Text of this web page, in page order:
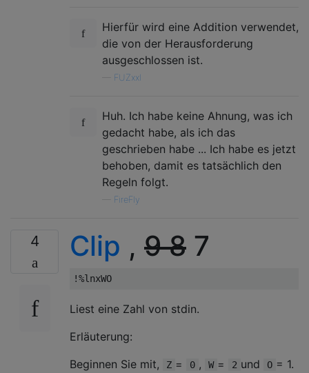
Hierfür wird eine Addition verwendet,
die von der Herausforderung
ausgeschlossen ist.
FUZxxl
Huh. Ich habe keine Ahnung, was ich
gedacht habe, als ich das
geschrieben habe ... Ich habe es jetzt
behoben, damit es tatsächlich den
Regeln folgt.
FireFly
4 Clip , 98 7
Liest eine Zahl von stdin.
Erläuterung:
Beginnen Sie mit,
Z = 0 , W = 2 und O = 1.